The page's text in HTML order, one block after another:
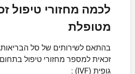
לכמה מחזורי טיפול
מטופלת
בהתאם לשירותים של סל
זכאית למספר מחזורי טיפול
גופית (IVF) :